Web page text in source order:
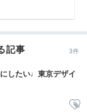
クス。おしゃれに
り語り合ったり。
記事 3件
にしたい♩東京デザイ